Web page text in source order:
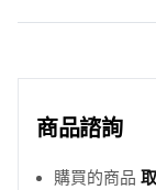
商品諮詢
購買的商品